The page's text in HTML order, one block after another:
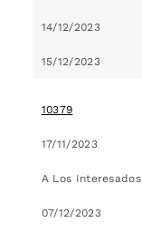
14/12/2023
15/12/2023
10379
17/11/2023
A Los Interesados
07/12/2023